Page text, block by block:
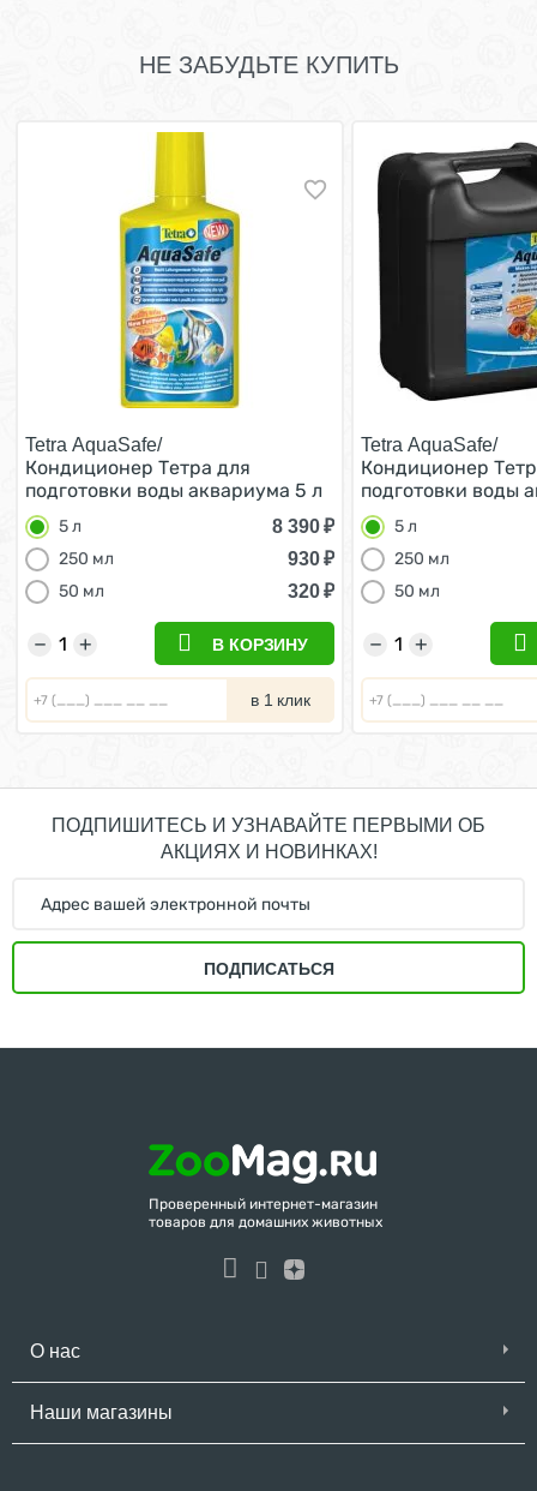
НЕ ЗАБУДЬТЕ КУПИТЬ
Tetra AquaSafe/
Кондиционер Тетра для
подготовки воды аквариума 5 л
5 л 8 390₽
250 мл
930₽
50 мл
320₽
+
− В КОРЗИНУ
в 1 клик
Tetra AquaSafe/
Кондиционер
подготовки воды
5 л
250 мл
50 мл
+
−
ПОДПИШИТЕСЬ И УЗНАВАЙТЕ ПЕРВЫМИ ОБ
АКЦИЯХ И НОВИНКАХ!
ПОДПИСАТЬСЯ
Проверенный интернет-магазин
товаров для домашних животных
О нас
Наши магазины